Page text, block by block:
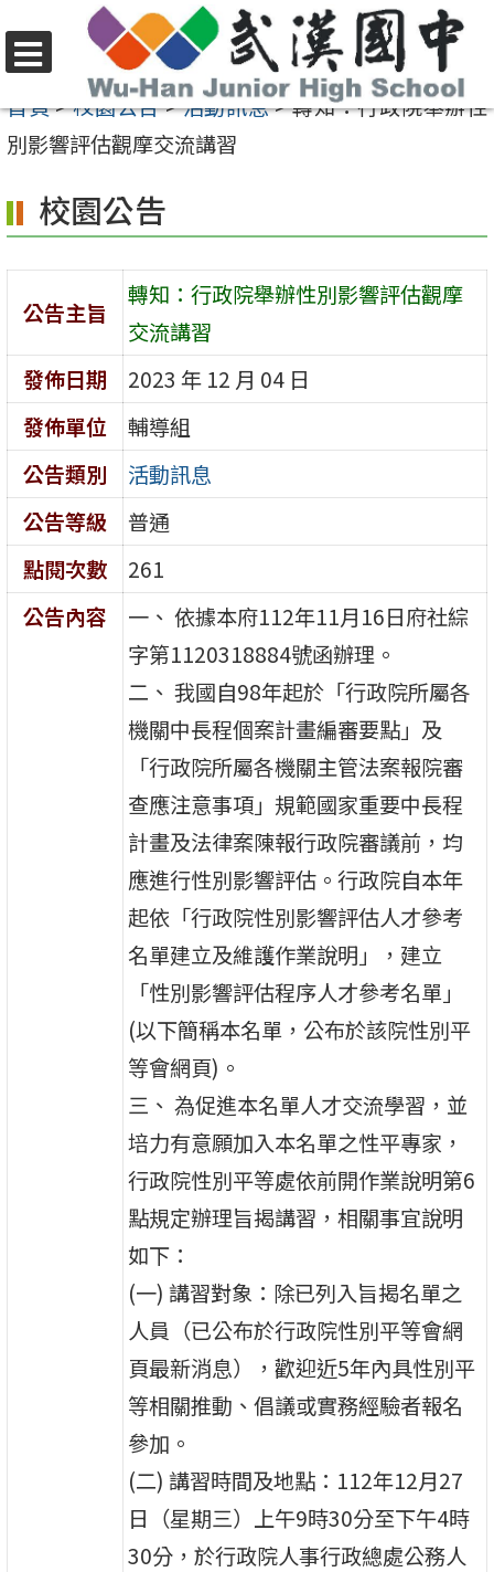
至
要
容
區
選
單
首頁>校園公告>活動訊息>轉知：行政院舉辦性
別影響評估觀摩交流講習
校園公告
公告主旨
轉知：行政院舉辦性別影響評估觀摩
交流講習
發佈日期
2023 年 12 月 04 日
發佈單位
輔導組
公告類別
活動訊息
公告等級
普通
點閱次數
261
公告內容
一、 依據本府112年11月16日府社綜
字第1120318884號函辦理。
二、 我國自98年起於「行政院所屬各
機關中長程個案計畫編審要點」及
「行政院所屬各機關主管法案報院審
查應注意事項」規範國家重要中長程
計畫及法律案陳報行政院審議前，均
應進行性別影響評估。行政院自本年
起依「行政院性別影響評估人才參考
名單建立及維護作業說明」，建立
「性別影響評估程序人才參考名單」
(以下簡稱本名單，公布於該院性別平
等會網頁)。
三、 為促進本名單人才交流學習，並
培力有意願加入本名單之性平專家，
行政院性別平等處依前開作業說明第6
點規定辦理旨揭講習，相關事宜說明
如下：
(一) 講習對象：除已列入旨揭名單之
人員（已公布於行政院性別平等會網
頁最新消息），歡迎近5年內具性別平
等相關推動、倡議或實務經驗者報名
參加。
(二) 講習時間及地點：112年12月27
日（星期三）上午9時30分至下午4時
30分，於行政院人事行政總處公務人